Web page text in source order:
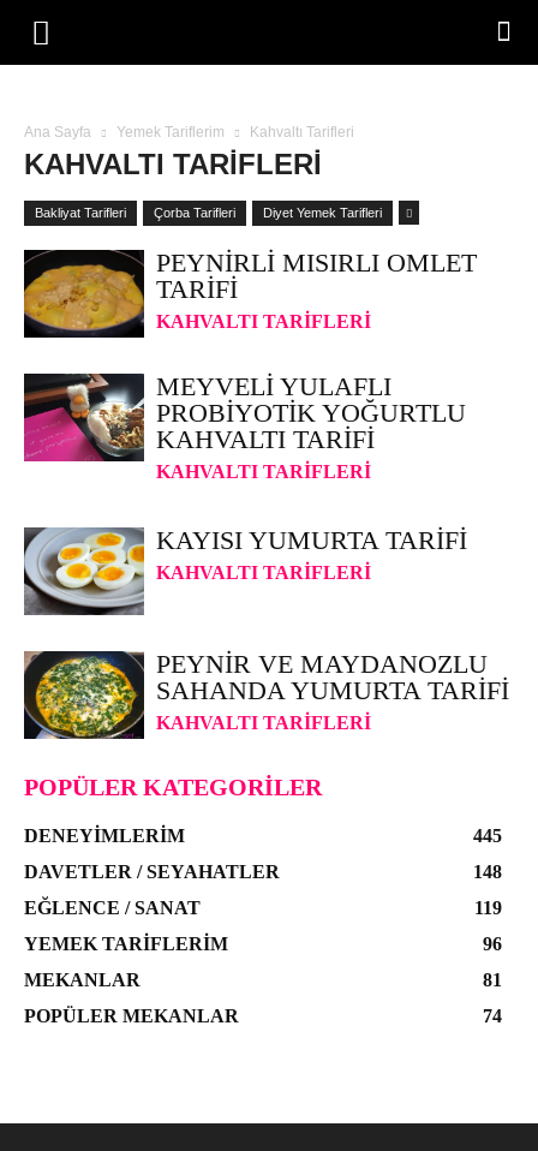
Ana Sayfa Yemek Tariflerim Kahvaltı Tarifleri
KAHVALTI TARIFLERI
Bakliyat Tarifleri Çorba Tarifleri Diyet Yemek Tarifleri
PEYNIRLI MISIRLI OMLET
TARIFI
KAHVALTI TARIFLERI
MEYVELI YULAFLI
PROBIYOTIK YOĞURTLU
KAHVALTI TARIFI
KAHVALTI TARIFLERI
KAYISI YUMURTA TARIFI
KAHVALTI TARIFLERI
PEYNIR VE MAYDANOZLU
SAHANDA YUMURTA TARIFI
KAHVALTI TARIFLERI
POPÜLER KATEGORILER
DENEYIMLERIM
445
DAVETLER / SEYAHATLER
148
EĞLENCE / SANAT
119
YEMEK TARIFLERIM
96
MEKANLAR
81
POPÜLER MEKANLAR
74